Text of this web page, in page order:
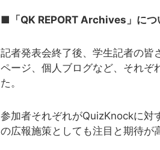
■「QK REPORT Archives」につ
記者発表会終了後、学生記者の皆
ページ、個人ブログなど、それぞ
た。
参加者それぞれがQuizKnockに対
の広報施策としても注目と期待が